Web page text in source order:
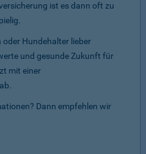
ist es dann oft zu
oder Hundehalter lieber
und gesunde Zukunft für
mit einer
Dann empfehlen wir